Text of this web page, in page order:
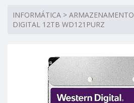
INFORMÁTICA > ARMAZENAMENTO
DIGITAL 12TB WD121PURZ